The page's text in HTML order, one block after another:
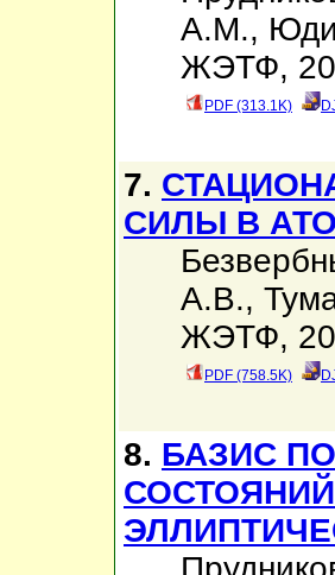
А.М.,
ЖЭТФ,
PDF (313.1K)
7.
СИЛЫ В
А.В.,
ЖЭТФ,
PDF (758.5K)
8. БАЗИС